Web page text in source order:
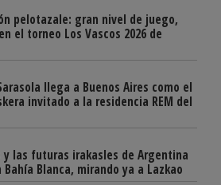
pelotazale: gran nivel de juego,
el torneo Los Vascos 2026 de
llega a Buenos Aires como el
invitado a la residencia REM del
y las futuras irakasles de Argentina
Blanca, mirando ya a Lazkao